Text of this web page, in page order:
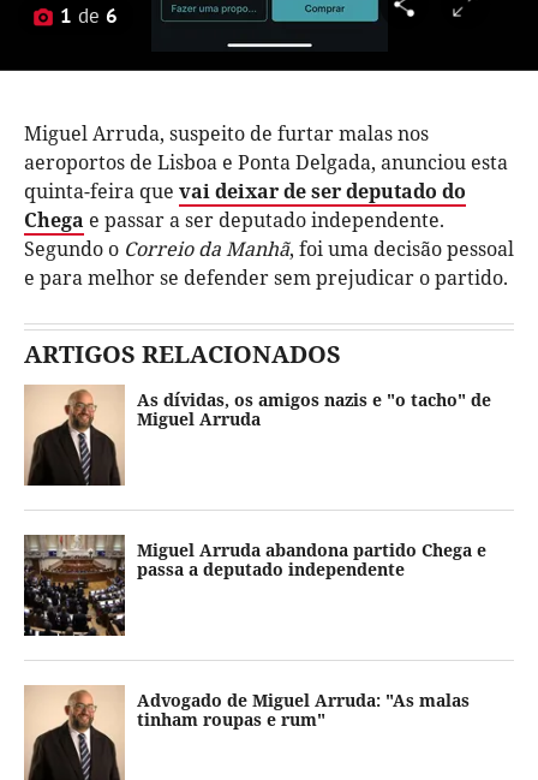
1 de 6
Miguel Arruda, suspeito de furtar malas nos
aeroportos de Lisboa e Ponta Delgada, anunciou esta
quinta-feira que vai deixar de ser deputado do
Chega e passar a ser deputado independente.
Segundo o Correio da Manhã, foi uma decisão pessoal
e para melhor se defender sem prejudicar o partido.
ARTIGOS RELACIONADOS
As dívidas, os amigos nazis e "o tacho" de
Miguel Arruda
Miguel Arruda abandona partido Chega e
passa a deputado independente
Advogado de Miguel Arruda: "As malas
tinham roupas e rum"